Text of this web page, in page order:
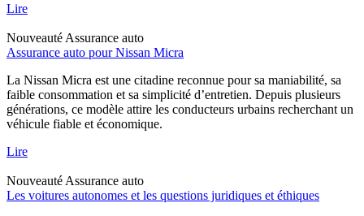
Lire
Nouveauté Assurance auto
Assurance auto pour Nissan Micra
La Nissan Micra est une citadine reconnue pour sa maniabilité, sa
faible consommation et sa simplicité d’entretien. Depuis plusieurs
générations, ce modèle attire les conducteurs urbains recherchant un
véhicule fiable et économique.
Lire
Nouveauté Assurance auto
Les voitures autonomes et les questions juridiques et éthiques